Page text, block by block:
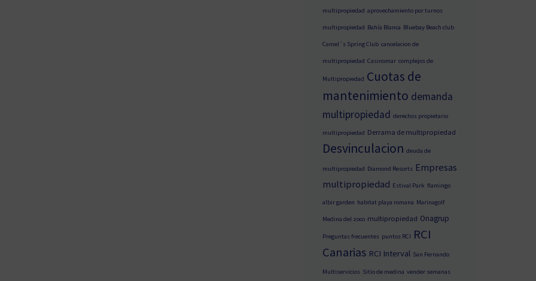
multipropiedad aprovechamiento por turnos
multipropiedad Bahía Blanca Bluebay Beach club
Camel´s Spring Club cancelacion de
multipropiedad Casinomar complejos de
Multipropiedad Cuotas de
mantenimiento demanda
multipropiedad derechos propietario
multipropiedad Derrama de multipropiedad
Desvinculacion deuda de
multipropiedad Diamond Resorts Empresas
multipropiedad Estival Park flamingo
albir garden habitat playa romana Marinagolf
Medina del zoco multipropiedad Onagrup
Preguntas frecuentes puntos RCI RCI
Canarias RCI Interval San Fernando
Multiservicios Sitio de medina vender semanas